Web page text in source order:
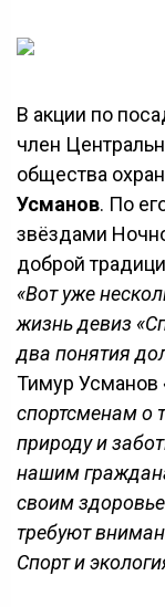
В акции по
член
общества
Усманов. По
звёздами
доброй
«Вот уже
жизнь девиз
два понятия
Тимур Усманов
спортсменам о
природу и
нашим
своим
требуют
Спорт и